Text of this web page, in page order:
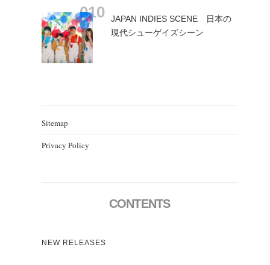
JAPAN INDIES SCENE 日本の
現代シューゲイズシーン
Sitemap
Privacy Policy
CONTENTS
NEW RELEASES